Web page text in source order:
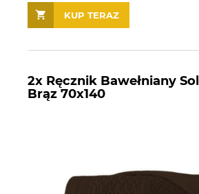
KUP TERAZ
2x Ręcznik Bawełniany
Brąz 70x140